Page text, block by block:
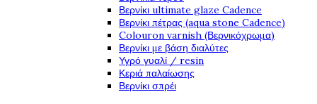
Βερνίκι ultimate glaze Cadence
Βερνίκι πέτρας (aqua stone Cadence)
Colouron varnish (Βερνικόχρωμα)
Βερνίκι με βάση διαλύτες
Υγρό γυαλί / resin
Κεριά παλαίωσης
Βερνίκι σπρέι